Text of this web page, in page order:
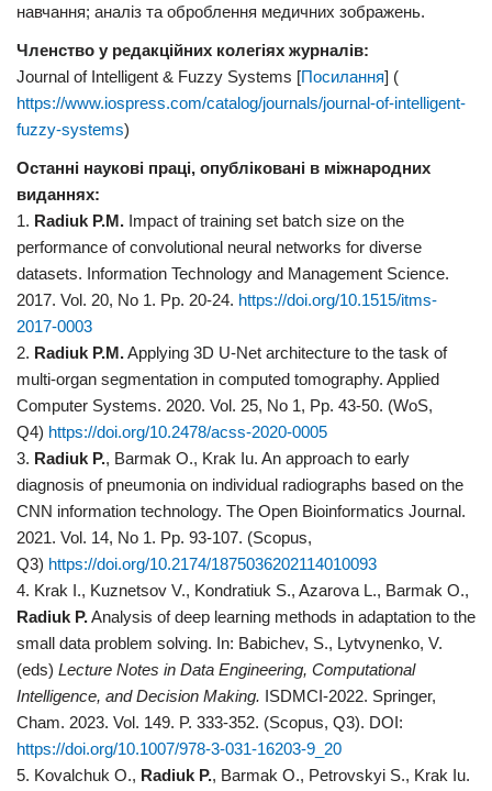
навчання; аналіз та оброблення медичних зображень.
Членство у редакційних колегіях журналів:
Journal of Intelligent & Fuzzy Systems [Посилання] (
https://www.iospress.com/catalog/journals/journal-of-intelligent-
fuzzy-systems)
Останні наукові праці, опубліковані в міжнародних
виданнях:
1. Radiuk P.M. Impact of training set batch size on the
performance of convolutional neural networks for diverse
datasets. Information Technology and Management Science.
2017. Vol. 20, No 1. Pp. 20-24. https://doi.org/10.1515/itms-
2017-0003
2. Radiuk P.M.Applying 3D U-Net architecture to the task of
multi-organ segmentation in computed tomography. Applied
Computer Systems. 2020. Vol. 25, No 1, Pp. 43-50. (WoS,
Q4) https://doi.org/10.2478/acss-2020-0005
3. Radiuk P., Barmak O., Krak Iu. An approach to early
diagnosis of pneumonia on individual radiographs based on the
CNN information technology. The Open Bioinformatics Journal.
2021. Vol. 14, No 1. Pp. 93-107. (Scopus,
Q3) https://doi.org/10.2174/1875036202114010093
4. Krak I., Kuznetsov V., Kondratiuk S., Azarova L., Barmak O.,
Radiuk P.Analysis of deep learning methods in adaptation to the
small data problem solving. In: Babichev, S., Lytvynenko, V.
(eds) Lecture Notes in Data Engineering, Computational
Intelligence, and Decision Making. ISDMCI-2022. Springer,
Cham. 2023. Vol. 149. P. 333-352. (Scopus, Q3). DOI:
https://doi.org/10.1007/978-3-031-16203-9_20
5. Kovalchuk O., Radiuk P., Barmak O., Petrovskyi S., Krak Iu.